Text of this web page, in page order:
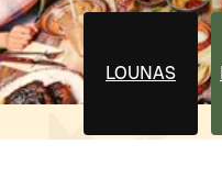
LOUNAS